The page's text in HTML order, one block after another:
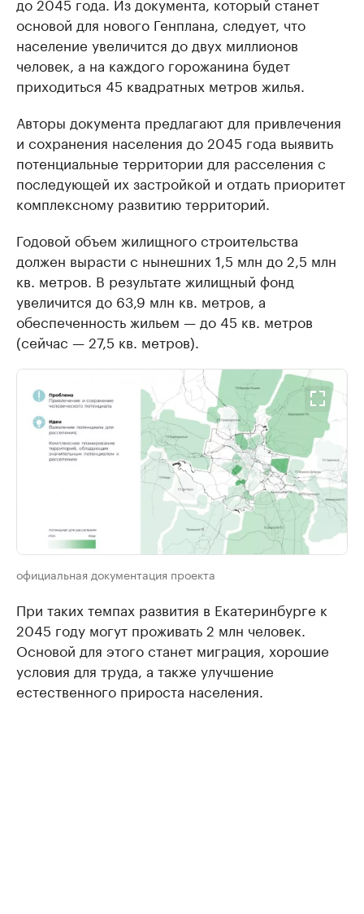
основой для нового Генплана, следует, что
население увеличится до двух миллионов
человек, а на каждого горожанина будет
приходиться 45 квадратных метров жилья.
Авторы документа предлагают для привлечения
и сохранения населения до 2045 года выявить
потенциальные территории для расселения с
последующей их застройкой и отдать приоритет
комплексному развитию территорий.
Годовой объем жилищного строительства
должен вырасти с нынешних 1,5 млн до 2,5 млн
кв. метров. В результате жилищный фонд
увеличится до 63,9 млн кв. метров, а
обеспеченность жильем — до 45 кв. метров
(сейчас — 27,5 кв. метров).
официальная документация проекта
При таких темпах развития в Екатеринбурге к
2045 году могут проживать 2 млн человек.
Основой для этого станет миграция, хорошие
условия для труда, а также улучшение
естественного прироста населения.